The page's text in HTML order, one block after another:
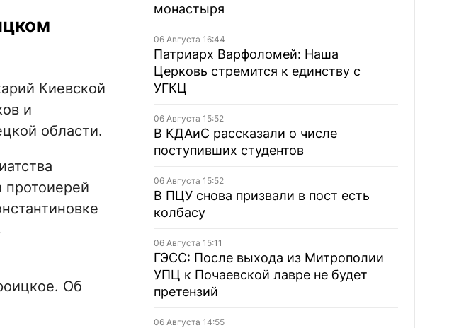
Киевской
и
области.
протоиерей
Об
монастыря
06 Августа 16:44
Патриарх Варфоломей: Наша
Церковь стремится к единству с
УГКЦ
06 Августа 15:52
В КДАиС рассказали о числе
поступивших студентов
06 Августа 15:52
В ПЦУ снова призвали в пост есть
колбасу
06 Августа 15:11
ГЭСС: После выхода из Митрополии
УПЦ к Почаевской лавре не будет
претензий
06 Августа 14:55